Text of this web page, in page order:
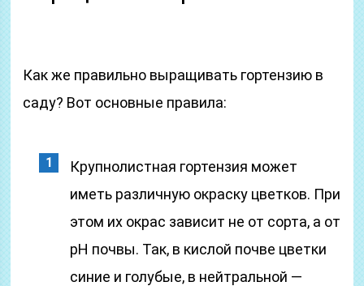
Как же правильно выращивать гортензию в
саду? Вот основные правила:
Крупнолистная гортензия может
иметь различную окраску цветков. При
этом их окрас зависит не от сорта, а от
рН почвы. Так, в кислой почве цветки
синие и голубые, в нейтральной ―